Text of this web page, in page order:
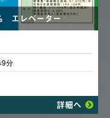
エレベーター
9分
詳細へ